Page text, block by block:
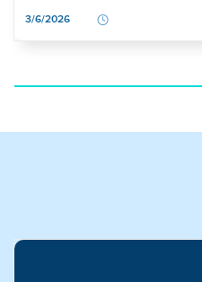
3/6/2026